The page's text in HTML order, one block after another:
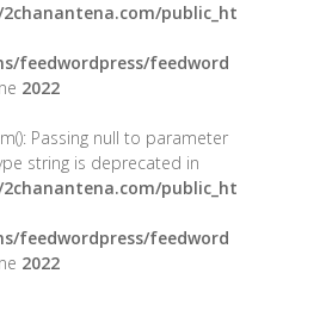
public_ht
feedwordpress/feedword
2022
Passing null to parameter
string is deprecated in
public_ht
feedwordpress/feedword
2022